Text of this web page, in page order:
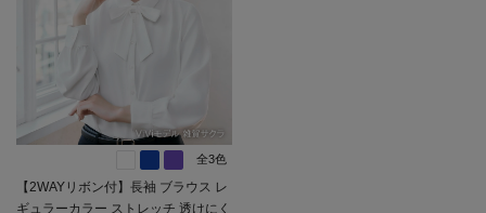
全3色
【2WAYリボン付】長袖 ブラウス レ
ギュラーカラー ストレッチ 透けにく